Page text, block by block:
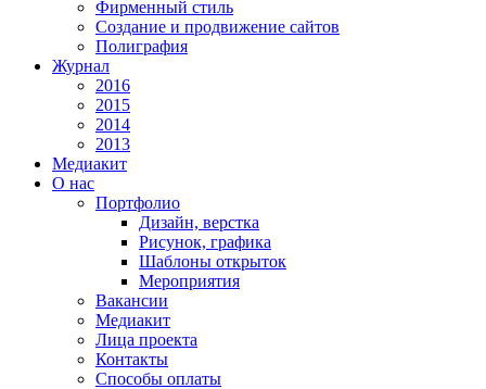
Фирменный стиль
Создание и продвижение сайтов
Полиграфия
Журнал
2016
2015
2014
2013
Медиакит
О нас
Портфолио
Дизайн, верстка
Рисунок, графика
Шаблоны открыток
Мероприятия
Вакансии
Медиакит
Лица проекта
Контакты
Способы оплаты